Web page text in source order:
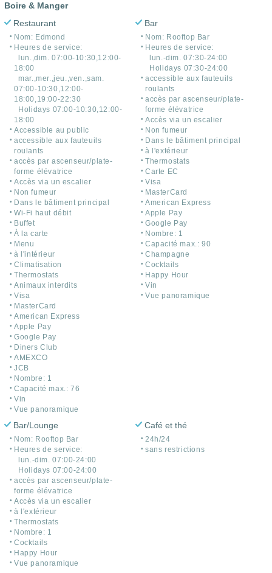
Boire & Manger
Restaurant
Nom: Edmond
Heures de service:
lun.,dim. 07:00-10:30,12:00-
18:00
mar.,mer.,jeu.,ven.,sam.
07:00-10:30,12:00-
18:00,19:00-22:30
Holidays 07:00-10:30,12:00-
18:00
Accessible au public
accessible aux fauteuils
roulants
accès par ascenseur/plate-
forme élévatrice
Accès via un escalier
Non fumeur
Dans le bâtiment principal
Wi-Fi haut débit
Buffet
À la carte
Menu
à l'intérieur
Climatisation
Thermostats
Animaux interdits
Visa
MasterCard
American Express
Apple Pay
Google Pay
Diners Club
AMEXCO
JCB
Nombre: 1
Capacité max.: 76
Vin
Vue panoramique
Bar
Nom: Rooftop Bar
Heures de service:
lun.-dim. 07:30-24:00
Holidays 07:30-24:00
accessible aux fauteuils
roulants
accès par ascenseur/plate-
forme élévatrice
Accès via un escalier
Non fumeur
Dans le bâtiment principal
à l'extérieur
Thermostats
Carte EC
Visa
MasterCard
American Express
Apple Pay
Google Pay
Nombre: 1
Capacité max.: 90
Champagne
Cocktails
Happy Hour
Vin
Vue panoramique
Bar/Lounge
Nom: Rooftop Bar
Heures de service:
lun.-dim. 07:00-24:00
Holidays 07:00-24:00
accès par ascenseur/plate-
forme élévatrice
Accès via un escalier
à l'extérieur
Thermostats
Nombre: 1
Cocktails
Happy Hour
Vue panoramique
Café et thé
24h/24
sans restrictions